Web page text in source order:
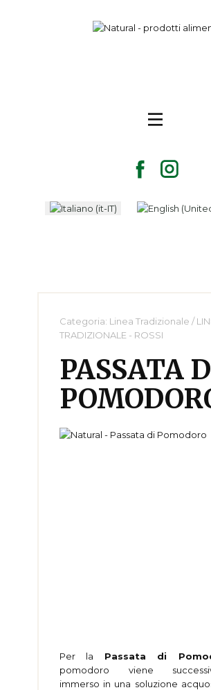
Categoria: Linea Tradizionale /
TRADIZIONALE - ROSSI
PASSATA
Per la Passata di
pomodoro viene
immerso in una soluzione